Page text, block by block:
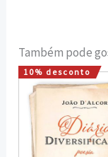
Também pode
10% desconto
O
preço
original
era:
15,00 €.
O
atual